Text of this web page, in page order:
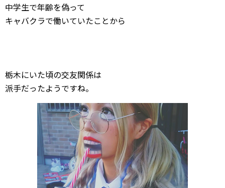
中学生で年齢を偽って
キャバクラで働いていたことから
栃木にいた頃の交友関係は
派手だったようですね。